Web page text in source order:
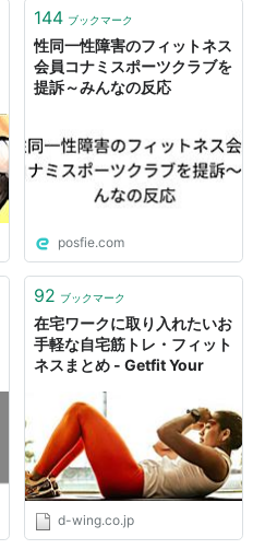
144 ブックマーク
性同一性障害のフィットネス
会員コナミスポーツクラブを
提訴～みんなの反応
posfie.com
92 ブックマーク
在宅ワークに取り入れたいお
手軽な自宅筋トレ・フィット
ネスまとめ - Getfit Your
d-wing.co.jp